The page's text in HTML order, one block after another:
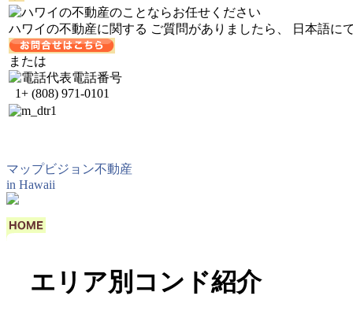
ハワイの不動産に関する ご質問がありましたら、 日本語に
または
代表電話番号
1+ (808) 971-0101
マップビジョン不動産
in Hawaii
エリア別コンド紹介